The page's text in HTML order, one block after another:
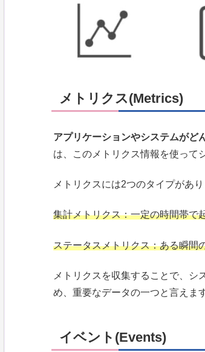
メトリクス(Metrics)
アプリケーションやシステムがど
は、このメトリクス情報を使って
メトリクスには2つのタイプがあり
集計メトリクス：一定の時間帯で
ステータスメトリクス：ある瞬間
メトリクスを収集することで、シ
め、重要なデータの一つと言えま
イベント(Events)